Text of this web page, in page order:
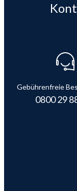
Gebührenfreie
0800 29